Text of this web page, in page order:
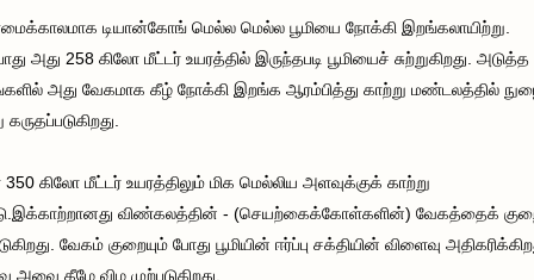
டியான்கோங் மெல்ல மெல்ல பூமியை நோக்கி இறங்கலாயிற்று.
அது 258 கிலோ மீட்டர் உயரத்தில் இருந்தபடி பூமியைச் சுற்றுகிறது. அடுத்த
அது வேகமாக கீழ் நோக்கி இறங்க ஆரம்பித்து காற்று மண்டலத்தில்
350 கிலோ மீட்டர் உயரத்திலும் மிக மெல்லிய அளவுக்குக் காற்று
விண்கலத்தின் - (செயற்கைக்கோள்களின்) வேகத்தைக்
வேகம் குறையும் போது பூமியின் ஈர்ப்பு சக்தியின் விளைவு
அவை கீழே விழ முற்படுகிறது.